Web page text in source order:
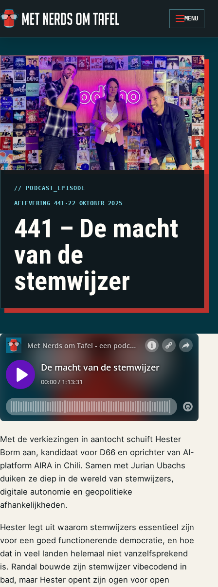
Ga naar de inhoud
MENU
// PODCAST_EPISODE
AFLEVERING 441 ·22 OKTOBER 2025
441 – De macht
van de
stemwijzer
Met de verkiezingen in aantocht schuift Hester
Borm aan, kandidaat voor D66 en oprichter van AI-
platform AIRA in Chili. Samen met Jurian Ubachs
duiken ze diep in de wereld van stemwijzers,
digitale autonomie en geopolitieke
afhankelijkheden.
Hester legt uit waarom stemwijzers essentieel zijn
voor een goed functionerende democratie, en hoe
dat in veel landen helemaal niet vanzelfsprekend
is. Randal bouwde zijn stemwijzer vibecodend in
bad, maar Hester opent zijn ogen voor open